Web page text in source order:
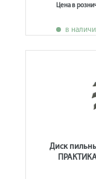
Цена в
в
Диск
ПРАКТИКА